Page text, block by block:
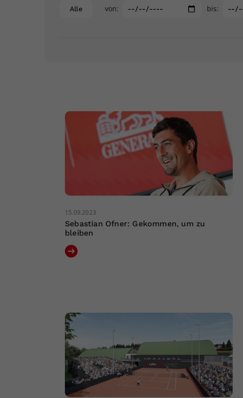
Alle von: bis:
15.09.2023
Sebastian Ofner: Gekommen, um zu
bleiben